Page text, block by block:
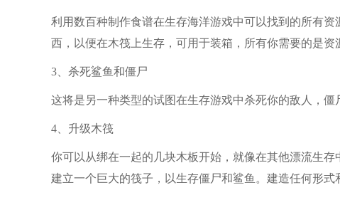
利用数百种制作食谱在生存海洋游戏中可以找到的所有
西，以便在木筏上生存，可用于装箱，所有你需要的是资
3、杀死鲨鱼和僵尸
这将是另一种类型的试图在生存游戏中杀死你的敌人，
4、升级木筏
你可以从绑在一起的几块木板开始，就像在其他漂流生
建立一个巨大的筏子，以生存僵尸和鲨鱼。建造任何形式